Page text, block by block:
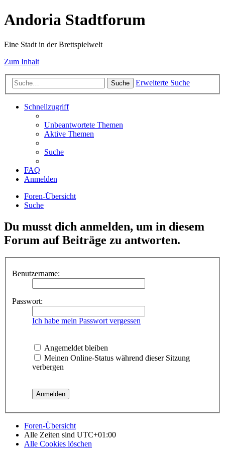
Andoria Stadtforum
Eine Stadt in der Brettspielwelt
Zum Inhalt
Suche Erweiterte Suche
Schnellzugriff
Unbeantwortete Themen
Aktive Themen
Suche
FAQ
Anmelden
Foren-Übersicht
Suche
Du musst dich anmelden, um in diesem
Forum auf Beiträge zu antworten.
Benutzername:
Passwort:
Ich habe mein Passwort vergessen
Angemeldet bleiben
Meinen Online-Status während dieser Sitzung
verbergen
Foren-Übersicht
Alle Zeiten sind UTC+01:00
Alle Cookies löschen